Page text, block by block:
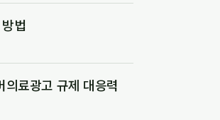
법
료광고 규제 대응력